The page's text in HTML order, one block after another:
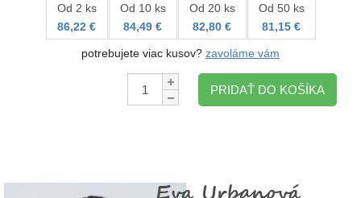
Od 2 ks
86,22 €
Od 10 ks
84,49 €
Od 20 ks
82,80 €
Od 50 ks
81,15 €
potrebujete viac kusov? zavoláme vám
Množstvo:
PRIDAŤ DO KOŠÍKA